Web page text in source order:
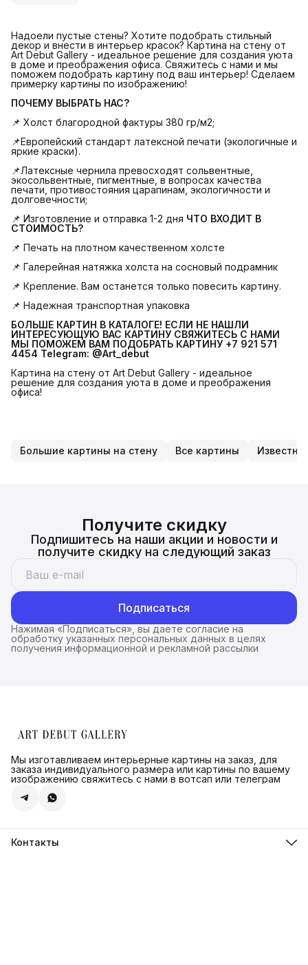
Надоели пустые стены? Хотите подобрать стильный
декор и внести в интерьер красок? Картина на стену от
Art Debut Gallery - идеальное решение для создания уюта
в доме и преображения офиса. Свяжитесь с нами и мы
поможем подобрать картину под ваш интерьер! Сделаем
примерку картины по изображению!
ПОЧЕМУ ВЫБРАТЬ НАС?
📌 Холст благородной фактуры 380 гр/м2;
📌Европейский стандарт латексной печати (экологичные и
яркие краски).
📌Латексные чернила превосходят сольвентные,
экосольвентные, пигментные, в вопросах качества
печати, противостояния царапинам, экологичности и
долговечности;
📌 Изготовление и отправка 1-2 дня ЧТО ВХОДИТ В
СТОИМОСТЬ?
📌 Печать на плотном качественном холсте
📌 Галерейная натяжка холста на сосновый подрамник
📌 Крепление. Вам останется только повесить картину.
📌 Надежная транспортная упаковка
БОЛЬШЕ КАРТИН В КАТАЛОГЕ! ЕСЛИ НЕ НАШЛИ
ИНТЕРЕСУЮЩУЮ ВАС КАРТИНУ СВЯЖИТЕСЬ С НАМИ
МЫ ПОМОЖЕМ ВАМ ПОДОБРАТЬ КАРТИНУ +7 921 571
4454 Telegram: @Art_debut
Картина на стену от Art Debut Gallery - идеальное
решение для создания уюта в доме и преображения
офиса!
Большие картины на стену Все картины
Получите скидку
Подпишитесь на наши акции и новости и
получите скидку на следующий заказ
Подписаться
Нажимая «Подписаться», вы даете согласие на
обработку указанных персональных данных в целях
получения информационной и рекламной рассылки
Мы изготавливаем интерьерные картины на заказ, для
заказа индивидуального размера или картины по вашему
изображению свяжитесь с нами в вотсап или телеграм
Контакты